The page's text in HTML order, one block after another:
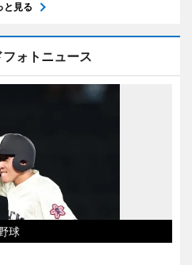
と見る
フォトニュース
球